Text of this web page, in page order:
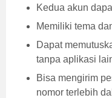
Kedua akun
Memiliki tema
Dapat
tanpa aplikasi
Bisa mengirim
nomor terlebih